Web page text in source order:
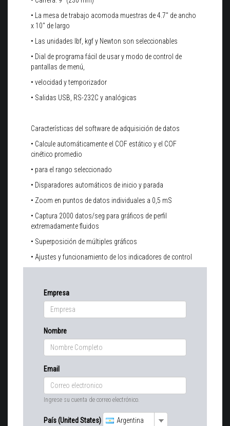
• La mesa de trabajo acomoda muestras de 4.7" de ancho
x 10" de largo
• Las unidades lbf, kgf y Newton son seleccionables
• Dial de programa fácil de usar y modo de control de
pantallas de menú,
• velocidad y temporizador
• Salidas USB, RS-232C y analógicas
Características del software de adquisición de datos
• Calcule automáticamente el COF estático y el COF
cinético promedio
• para el rango seleccionado
• Disparadores automáticos de inicio y parada
• Zoom en puntos de datos individuales a 0,5 mS
• Captura 2000 datos/seg para gráficos de perfil
extremadamente fluidos
• Superposición de múltiples gráficos
• Ajustes y funcionamiento de los indicadores de control
Empresa
Nombre
Email
Ingrese su cuenta de correo electrónico.
País (United States) Argentina